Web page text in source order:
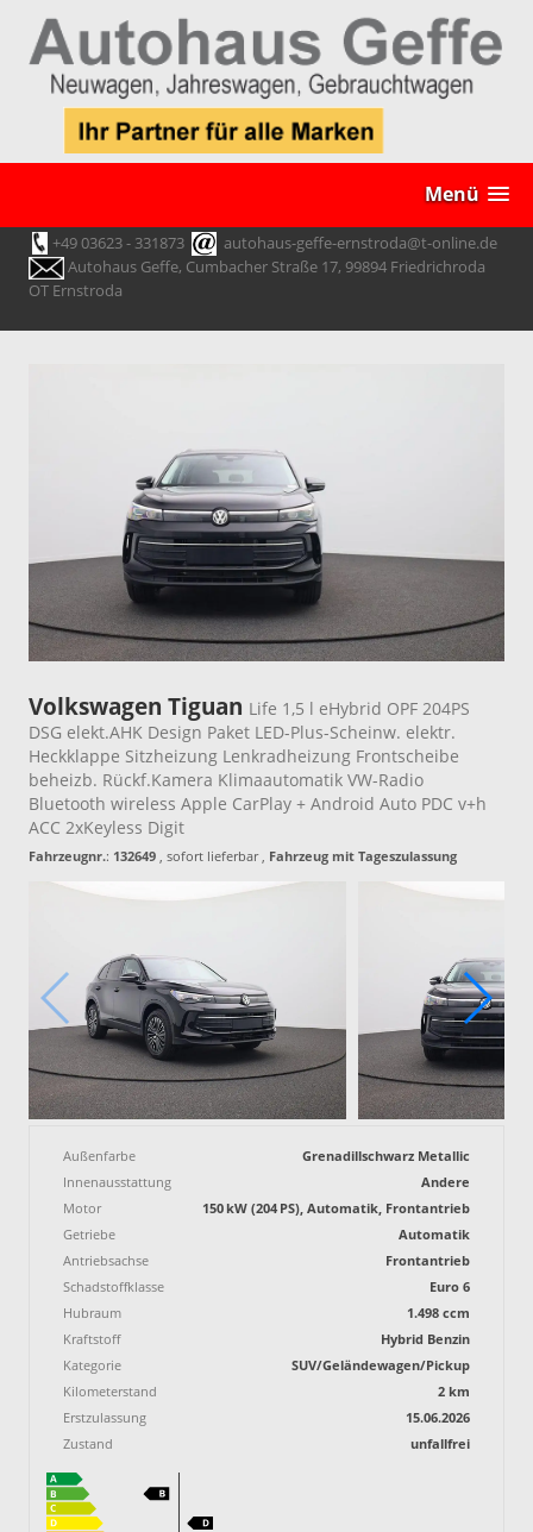
Menü
+49 03623 - 331873
autohaus-geffe-ernstroda@t-online.de
Autohaus Geffe, Cumbacher Straße 17, 99894 Friedrichroda
OT Ernstroda
Volkswagen Tiguan Life 1,5 l eHybrid OPF 204PS
DSG elekt.AHK Design Paket LED-Plus-Scheinw. elektr.
Heckklappe Sitzheizung Lenkradheizung Frontscheibe
beheizb. Rückf.Kamera Klimaautomatik VW-Radio
Bluetooth wireless Apple CarPlay + Android Auto PDC v+h
ACC 2xKeyless Digit
Fahrzeugnr.: 132649 , sofort lieferbar, Fahrzeug mit Tageszulassung
Außenfarbe
Grenadillschwarz Metallic
Innenausstattung
Andere
Motor
150 kW (204 PS), Automatik, Frontantrieb
Getriebe
Automatik
Antriebsachse
Frontantrieb
Schadstoffklasse
Euro 6
Hubraum
1.498 ccm
Kraftstoff
Hybrid Benzin
Kategorie
SUV/Geländewagen/Pickup
Kilometerstand
2 km
Erstzulassung
15.06.2026
Zustand
unfallfrei